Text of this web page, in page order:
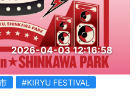
2026-04-03 12:16:58
#KIRYU FESTIVAL